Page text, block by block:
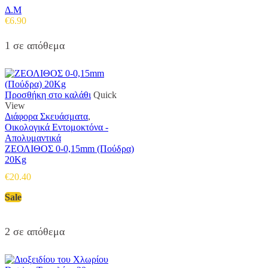
Δ.Μ
€6.90
1 σε απόθεμα
Προσθήκη στο καλάθι Quick
View
Διάφορα Σκευάσματα,
Οικολογικά Εντομοκτόνα -
Απολυμαντικά
ΖΕΟΛΙΘΟΣ 0-0,15mm (Πούδρα)
20Kg
€20.40
Sale
2 σε απόθεμα